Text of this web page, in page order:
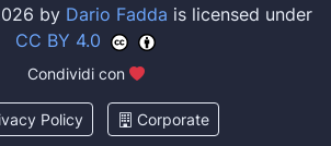
by Dario Fadda is licensed under
CC BY 4.0
Condividi con
Policy Corporate